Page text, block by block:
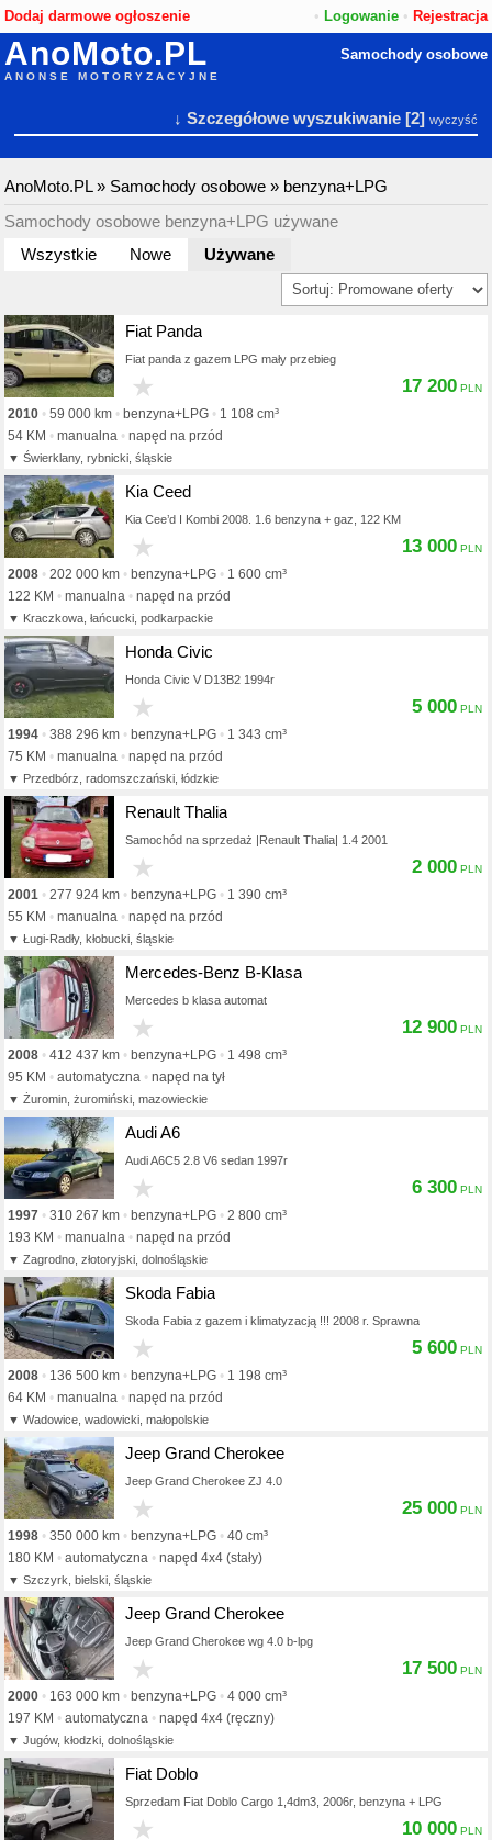
Dodaj darmowe ogłoszenie • Logowanie• Rejestracja
AnoMoto.PL
ANONSE MOTORYZACYJNE
Samochody osobowe
↓ Szczegółowe wyszukiwanie[2] wyczyść
AnoMoto.PL» Samochody osobowe » benzyna+LPG
Samochody osobowe benzyna+LPG używane
Wszystkie
Nowe Używane
Fiat Panda
Fiat panda z gazem LPG mały przebieg
2010 59 000 km benzyna+LPG
1 108 cm³
54 KM
manualna napęd na przód
Świerklany, rybnicki, śląskie
17 200
Kia Ceed
Kia Cee’d I Kombi 2008. 1.6 benzyna + gaz, 122 KM
2008 202 000 km benzyna+LPG
1 600 cm³
122 KM
manualna napęd na przód
Kraczkowa, łańcucki, podkarpackie
13 000
Honda Civic
Honda Civic V D13B2 1994r
1994 388 296 km benzyna+LPG
1 343 cm³
75 KM
manualna napęd na przód
Przedbórz, radomszczański, łódzkie
5 000
Renault Thalia
Samochód na sprzedaż |Renault Thalia| 1.4 2001
2001 277 924 km benzyna+LPG
1 390 cm³
55 KM
manualna napęd na przód
Ługi-Radły, kłobucki, śląskie
2 000
Mercedes-Benz B-Klasa
Mercedes b klasa automat
2008 412 437 km benzyna+LPG
1 498 cm³
95 KM
automatyczna napęd na tył
Żuromin, żuromiński, mazowieckie
12 900
Audi A6
Audi A6C5 2.8 V6 sedan 1997r
1997 310 267 km benzyna+LPG
2 800 cm³
193 KM
manualna napęd na przód
Zagrodno, złotoryjski, dolnośląskie
6 300
Skoda Fabia
Skoda Fabia z gazem i klimatyzacją !!! 2008 r. Sprawna
2008 136 500 km benzyna+LPG
1 198 cm³
64 KM
manualna napęd na przód
Wadowice, wadowicki, małopolskie
5 600
Jeep Grand Cherokee
Jeep Grand Cherokee ZJ 4.0
1998 350 000 km benzyna+LPG
40 cm³
180 KM
automatyczna napęd 4x4 (stały)
Szczyrk, bielski, śląskie
25 000
Jeep Grand Cherokee
Jeep Grand Cherokee wg 4.0 b-lpg
2000 163 000 km benzyna+LPG
4 000 cm³
197 KM
automatyczna napęd 4x4 (ręczny)
Jugów, kłodzki, dolnośląskie
17 500
Fiat Doblo
Sprzedam Fiat Doblo Cargo 1,4dm3, 2006r, benzyna + LPG
10 000